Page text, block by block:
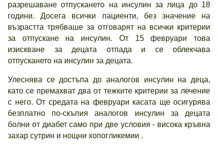
разрешаване отпускането на инсулин за лица до 18
години. Досега всички пациенти, без значение на
възрастта трябваше за отговарят на всички критерии
за отпускане на инсулин. От 15 февруари това
изискване за децата отпада и се облекчава
отпускането на инсулин за децата.
Улеснява се достъпа до аналогов инсулин на деца,
като се премахват два от тежките критерии за лечение
с него. От средата на февруари касата ще осигурява
безплатно по-скъпия аналогов инсулин за децата
болни от диабет само при две условия - висока кръвна
захар сутрин и нощни хопогликемии .